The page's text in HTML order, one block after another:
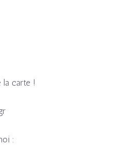
la carte !
: